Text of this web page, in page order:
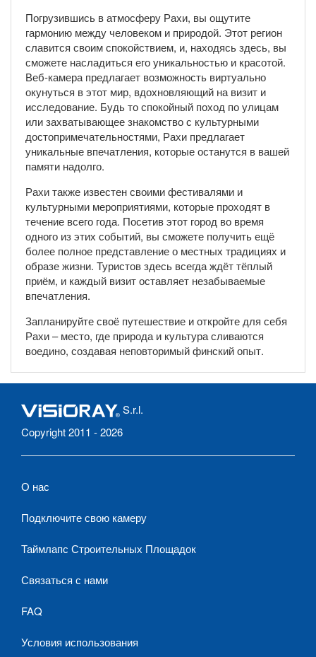
Погрузившись в атмосферу Рахи, вы ощутите
гармонию между человеком и природой. Этот регион
славится своим спокойствием, и, находясь здесь, вы
сможете насладиться его уникальностью и красотой.
Веб-камера предлагает возможность виртуально
окунуться в этот мир, вдохновляющий на визит и
исследование. Будь то спокойный поход по улицам
или захватывающее знакомство с культурными
достопримечательностями, Рахи предлагает
уникальные впечатления, которые останутся в вашей
памяти надолго.
Рахи также известен своими фестивалями и
культурными мероприятиями, которые проходят в
течение всего года. Посетив этот город во время
одного из этих событий, вы сможете получить ещё
более полное представление о местных традициях и
образе жизни. Туристов здесь всегда ждёт тёплый
приём, и каждый визит оставляет незабываемые
впечатления.
Запланируйте своё путешествие и откройте для себя
Рахи – место, где природа и культура сливаются
воедино, создавая неповторимый финский опыт.
S.r.l.
Copyright 2011 - 2026
О нас
Подключите свою камеру
Таймлапс Строительных Площадок
Связаться с нами
FAQ
Условия использования